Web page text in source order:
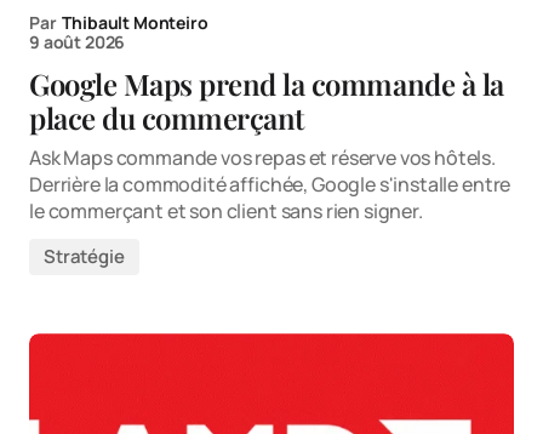
Par Thibault Monteiro
9 août 2026
Google Maps prend la commande à la
place du commerçant
Ask Maps commande vos repas et réserve vos hôtels.
Derrière la commodité affichée, Google s'installe entre
le commerçant et son client sans rien signer.
Stratégie